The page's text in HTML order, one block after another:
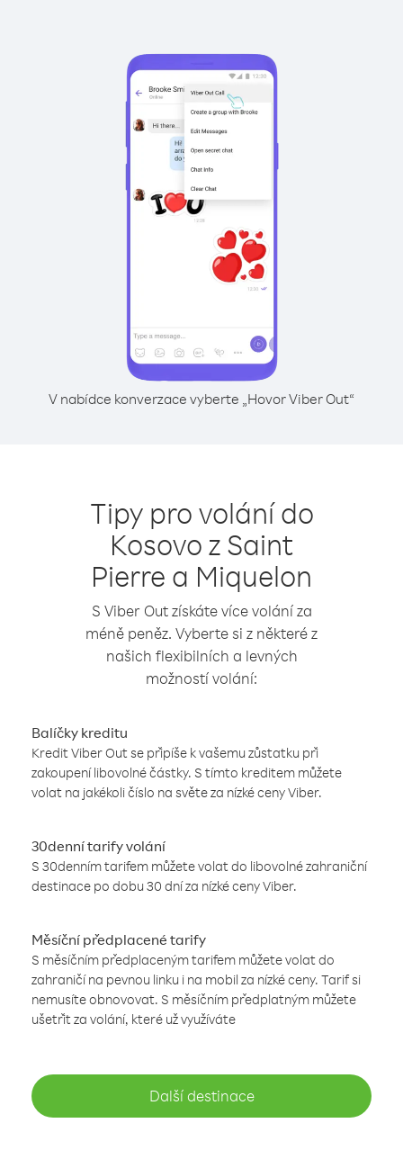
V nabídce konverzace vyberte „Hovor Viber Out“
Tipy pro volání do
Kosovo z Saint
Pierre a Miquelon
S Viber Out získáte více volání za
méně peněz. Vyberte si z některé z
našich flexibilních a levných
možností volání:
Balíčky kreditu
Kredit Viber Out se připíše k vašemu zůstatku při
zakoupení libovolné částky. S tímto kreditem můžete
volat na jakékoli číslo na světe za nízké ceny Viber.
30denní tarify volání
S 30denním tarifem můžete volat do libovolné zahraniční
destinace po dobu 30 dní za nízké ceny Viber.
Měsíční předplacené tarify
S měsíčním předplaceným tarifem můžete volat do
zahraničí na pevnou linku i na mobil za nízké ceny. Tarif si
nemusíte obnovovat. S měsíčním předplatným můžete
ušetřit za volání, které už využíváte
Další destinace